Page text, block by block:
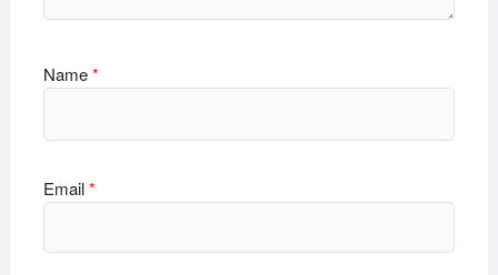
Name*
Email*